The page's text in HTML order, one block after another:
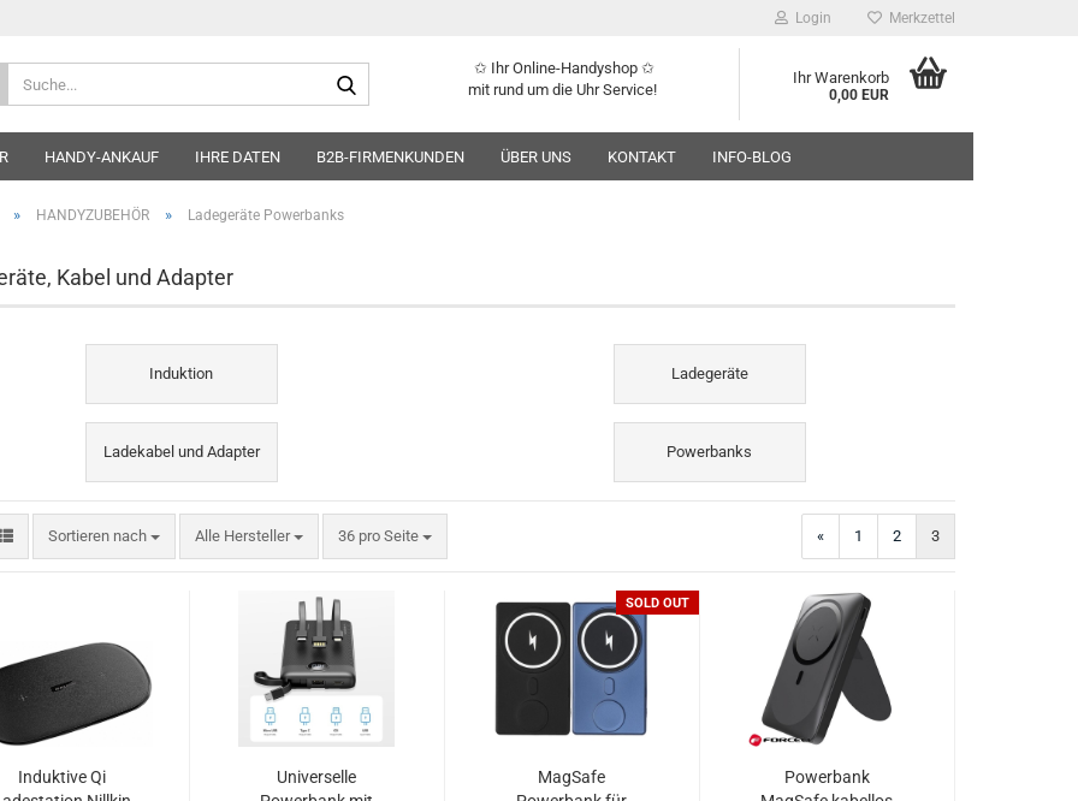
Login Merkzettel
✩ Ihr Online-Handyshop ✩
mit rund um die Uhr Service!
Ihr Warenkorb
0,00 EUR
HANDY-ANKAUF IHRE DATEN B2B-FIRMENKUNDEN ÜBER UNS KONTAKT INFO-BLOG
» HANDYZUBEHÖR » Ladegeräte Powerbanks
Kabel und Adapter
Induktion Ladegeräte
Ladekabel und Adapter Powerbanks
Sortieren nach
Sortieren nach Alle Hersteller 36 pro Seite
pro Seite « 1 2 3
Induktive Qi
Universelle
SOLD OUT
MagSafe
Powerbank